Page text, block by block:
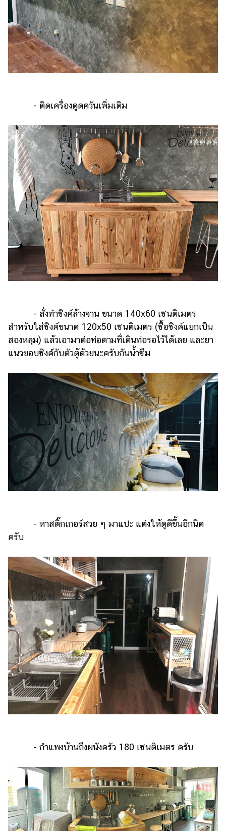
- ติดเครื่องดูดควันเพิ่มเติม
- สั่งทำซิงค์ล้างจาน ขนาด 140x60 เซนติเมตร
สำหรับใส่ซิงค์ขนาด 120x50 เซนติเมตร (ซื้อซิงค์แยกเป็น
สองหลุม) แล้วเอามาต่อท่อตามที่เดินท่อรอไว้ได้เลย และยา
แนวขอบซิงค์กับตัวตู้ด้วยนะครับกันน้ำซึม
- หาสติ๊กเกอร์สวย ๆ มาแปะ แต่งให้ดูดีขึ้นอีกนิด
ครับ
- กำแพงบ้านถึงผนังครัว 180 เซนติเมตร ครับ